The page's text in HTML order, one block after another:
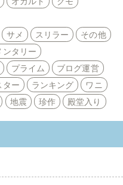
サメ スリラー
その他
ンタリー
プライム
ブログ運営
ター ランキング
ワニ
地震 珍作 殿堂入り